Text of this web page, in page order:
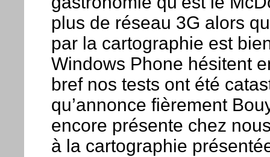
plus de réseau 3G alors
par la cartographie est
Windows Phone hésitent
bref nos tests ont été
qu’annonce fièrement
encore présente chez
à la cartographie